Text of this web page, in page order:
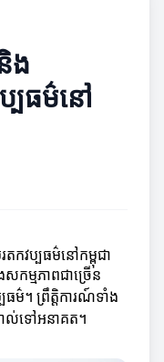
ង
បធម៌នៅ
តកវប្បធម៌នៅកម្ពុជា
កម្មភាពជាច្រើន
ធម៌។ ព្រឹត្តិការណ៍ទាំង
ាល់ទៅអនាគត។